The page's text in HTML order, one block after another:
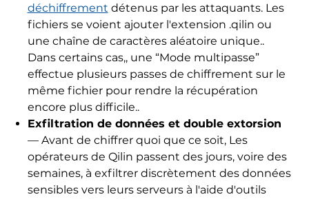
déchiffrement détenus par les attaquants. Les
fichiers se voient ajouter l'extension .qilin ou
une chaîne de caractères aléatoire unique..
Dans certains cas,, une “Mode multipasse”
effectue plusieurs passes de chiffrement sur le
même fichier pour rendre la récupération
encore plus difficile..
Exfiltration de données et double extorsion
— Avant de chiffrer quoi que ce soit, Les
opérateurs de Qilin passent des jours, voire des
semaines, à exfiltrer discrètement des données
sensibles vers leurs serveurs à l'aide d'outils